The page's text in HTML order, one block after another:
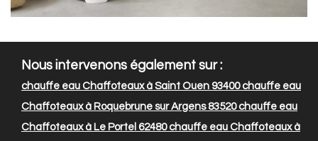
Nous intervenons également sur :
chauffe eau Chaffoteaux à Saint Ouen 93400chauffe eau
Chaffoteaux à Roquebrune sur Argens 83520chauffe eau
Chaffoteaux à Le Portel 62480chauffe eau Chaffoteaux à